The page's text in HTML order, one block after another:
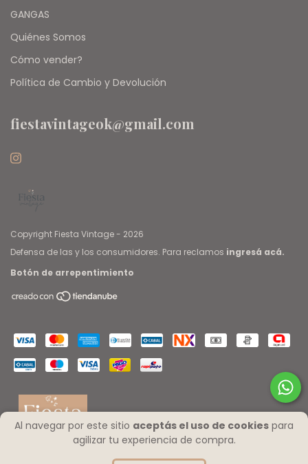
Al navegar por este sitio aceptás el uso de cookies para
agilizar tu experiencia de compra.
GANGAS
Quiénes Somos
Cómo vender?
Política de Cambio y Devolución
fiestavintageok@gmail.com
Copyright Fiesta Vintage - 2026
Defensa de las y los consumidores. Para reclamos ingresá acá.
Botón de arrepentimiento